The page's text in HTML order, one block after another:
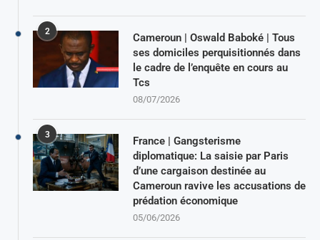
2
Cameroun | Oswald Baboké | Tous
ses domiciles perquisitionnés dans
le cadre de l’enquête en cours au
Tcs
08/07/2026
3
France | Gangsterisme
diplomatique: La saisie par Paris
d’une cargaison destinée au
Cameroun ravive les accusations de
prédation économique
05/06/2026